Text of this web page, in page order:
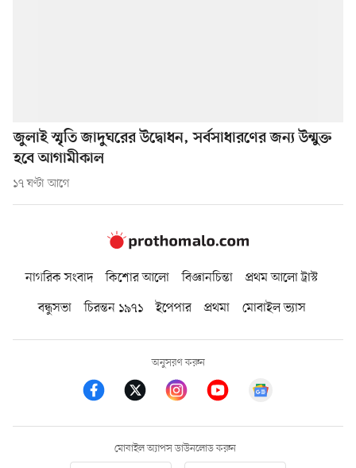
জুলাই স্মৃতি জাদুঘরের উদ্বোধন, সর্বসাধারণের জন্য উন্মুক্ত
হবে আগামীকাল
১৭ ঘণ্টা আগে
নাগরিক সংবাদ কিশোর আলো বিজ্ঞানচিন্তা
প্রথম আলো ট্রাস্ট
বন্ধুসভা
চিরন্তন ১৯৭১ ইপেপার প্রথমা মোবাইল ভ্যাস
অনুসরণ করুন
মোবাইল অ্যাপস ডাউনলোড করুন